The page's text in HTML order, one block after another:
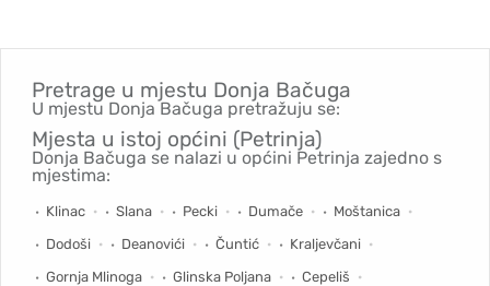
Pretrage u mjestu Donja Bačuga
U mjestu Donja Bačuga pretražuju se:
Mjesta u istoj općini (Petrinja)
Donja Bačuga se nalazi u općini Petrinja zajedno s
mjestima:
Klinac Slana Pecki Dumače
Moštanica
Dodoši
Deanovići Čuntić
Kraljevčani
Gornja Mlinoga
Glinska Poljana
Cepeliš